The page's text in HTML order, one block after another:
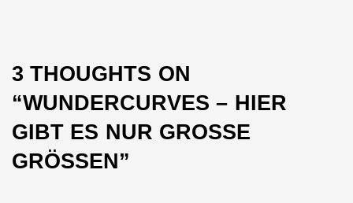
3 THOUGHTS ON
“WUNDERCURVES – HIER
GIBT ES NUR GROSSE G
RÖSSEN
”